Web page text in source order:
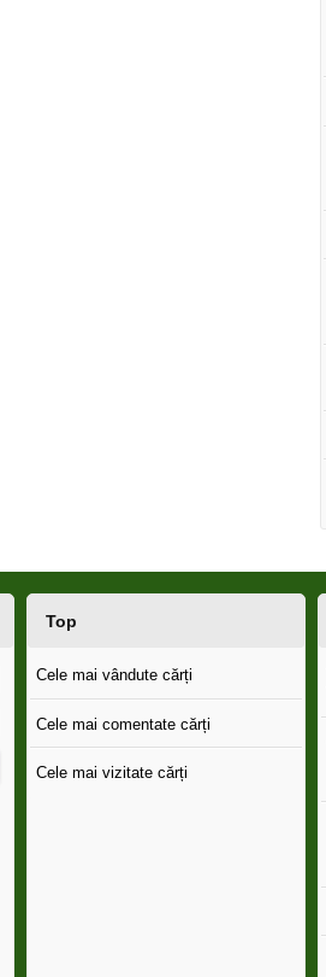
Top
Cele mai vândute cărți
Cele mai comentate cărți
Cele mai vizitate cărți